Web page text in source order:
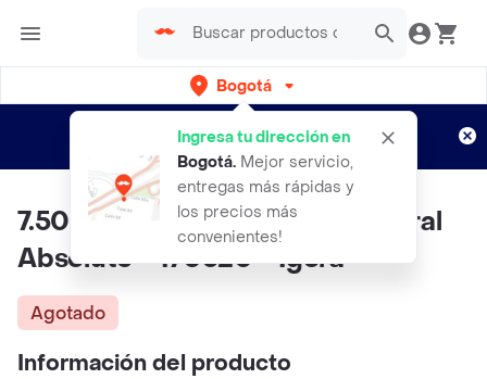
Bogotá
Ingresa tu dirección en
Bogotá. Mejor servicio,
entregas más rápidas y
los precios más
convenientes!
envíos gratis por semanas
Aplican TyC
7.50 Rubio Medio Dorado Natural
Absolute - 170320 - Igora
Agotado
Información del producto